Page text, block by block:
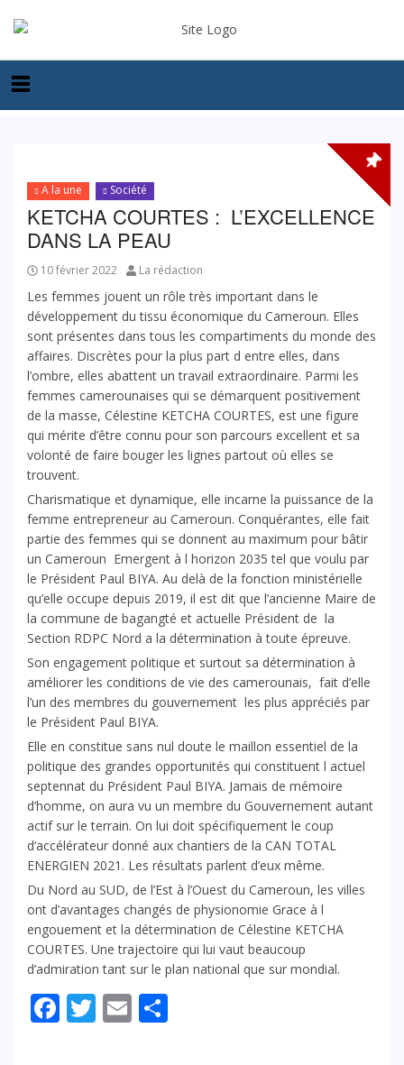
A la une Société
KETCHA COURTES : L’EXCELLENCE
DANS LA PEAU
10 février 2022 La rédaction
Les femmes jouent un rôle très important dans le
développement du tissu économique du Cameroun. Elles
sont présentes dans tous les compartiments du monde des
affaires. Discrètes pour la plus part d entre elles, dans
l’ombre, elles abattent un travail extraordinaire. Parmi les
femmes camerounaises qui se démarquent positivement
de la masse, Célestine KETCHA COURTES, est une figure
qui mérite d’être connu pour son parcours excellent et sa
volonté de faire bouger les lignes partout où elles se
trouvent.
Charismatique et dynamique, elle incarne la puissance de la
femme entrepreneur au Cameroun. Conquérantes, elle fait
partie des femmes qui se donnent au maximum pour bâtir
un Cameroun Emergent à l horizon 2035 tel que voulu par
le Président Paul BIYA. Au delà de la fonction ministérielle
qu’elle occupe depuis 2019, il est dit que l’ancienne Maire de
la commune de bagangté et actuelle Président de la
Section RDPC Nord a la détermination à toute épreuve.
Son engagement politique et surtout sa détermination à
améliorer les conditions de vie des camerounais, fait d’elle
l’un des membres du gouvernement les plus appréciés par
le Président Paul BIYA.
Elle en constitue sans nul doute le maillon essentiel de la
politique des grandes opportunités qui constituent l actuel
septennat du Président Paul BIYA. Jamais de mémoire
d’homme, on aura vu un membre du Gouvernement autant
actif sur le terrain. On lui doit spécifiquement le coup
d’accélérateur donné aux chantiers de la CAN TOTAL
ENERGIEN 2021. Les résultats parlent d’eux même.
Du Nord au SUD, de l’Est à l’Ouest du Cameroun, les villes
ont d’avantages changés de physionomie Grace à l
engouement et la détermination de Célestine KETCHA
COURTES. Une trajectoire qui lui vaut beaucoup
d’admiration tant sur le plan national que sur mondial.
Facebook
Twitter
Email